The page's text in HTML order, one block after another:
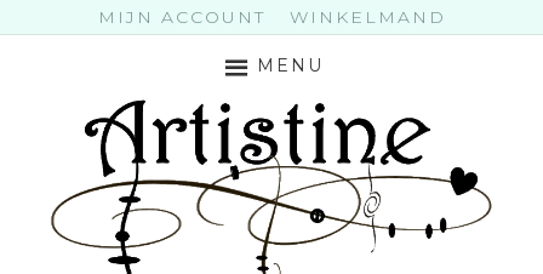
MIJN ACCOUNT WINKELMAND
MENU